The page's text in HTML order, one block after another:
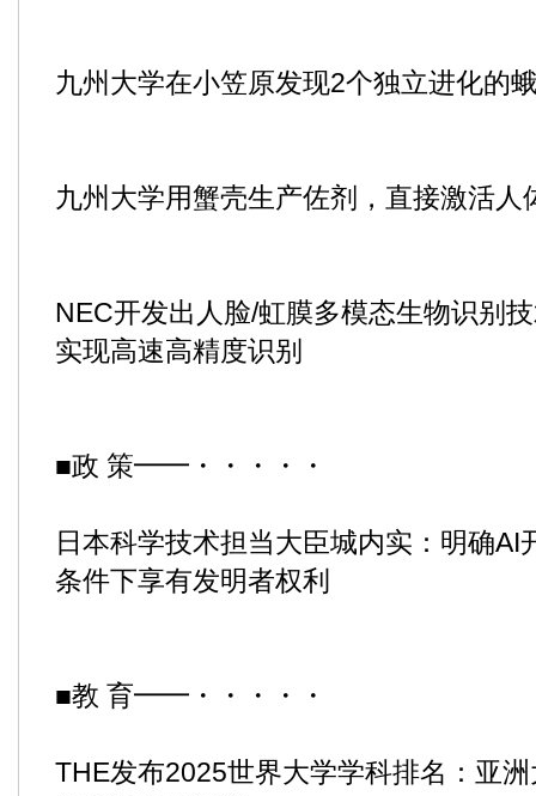
九州大学在小笠原发现2个独立进化的
九州大学用蟹壳生产佐剂，直接激活人
NEC开发出人脸/虹膜多模态生物识别
实现高速高精度识别
■政 策━━・・・・・
日本科学技术担当大臣城内实：明确AI
条件下享有发明者权利
■教 育━━・・・・・
THE发布2025世界大学学科排名：亚